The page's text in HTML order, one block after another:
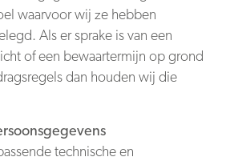
waarvoor wij ze hebben
Als er sprake is van een
of een bewaartermijn op grond
dan houden wij die
technische en